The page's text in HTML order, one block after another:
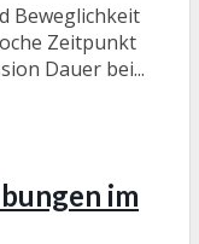
Beweglichkeit
Zeitpunkt
Dauer bei...
im